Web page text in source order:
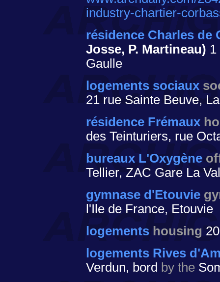
industry-chartier-
résidence Charles de
Josse, P. Martineau)
Gaulle
logements sociaux
21 rue Sainte Beuve,
résidence Frémaux
des Teinturiers, rue
bureaux L'Oxygène
Tellier, ZAC Gare La
gymnase d'Etouvie
l'Ile de France, Etouvie
logements housing
logements Rives
Verdun, bord by the